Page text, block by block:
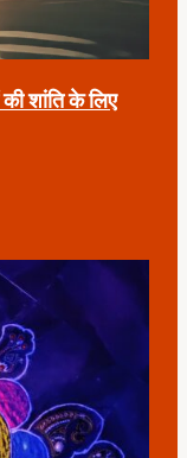
की शांति के लिए